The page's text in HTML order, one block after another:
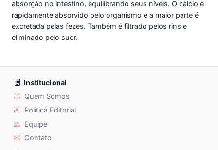
absorção no intestino, equilibrando seus níveis. O cálcio é
rapidamente absorvido pelo organismo e a maior parte é
excretada pelas fezes. Também é filtrado pelos rins e
eliminado pelo suor.
Institucional
Quem Somos
Política Editorial
Equipe
Contato